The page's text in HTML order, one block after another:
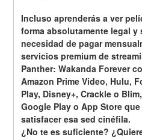
Incluso aprenderás a ver
forma absolutamente legal y
necesidad de pagar
servicios premium de
Panther: Wakanda Forever
Amazon Prime Video, Hulu,
Play, Disney+, Crackle o
Google Play o App Store
satisfacer esa sed cinéfila.
¿No te es suficiente?